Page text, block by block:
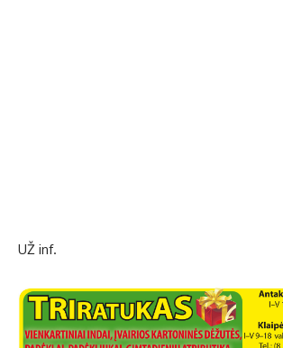
UŽ inf.